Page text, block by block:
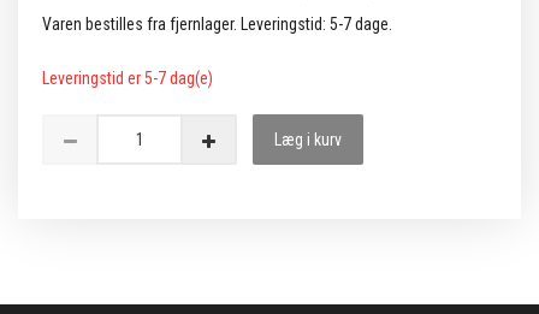
Varen bestilles fra fjernlager. Leveringstid: 5-7 dage.
Leveringstid er 5-7 dag(e)
Læg i kurv